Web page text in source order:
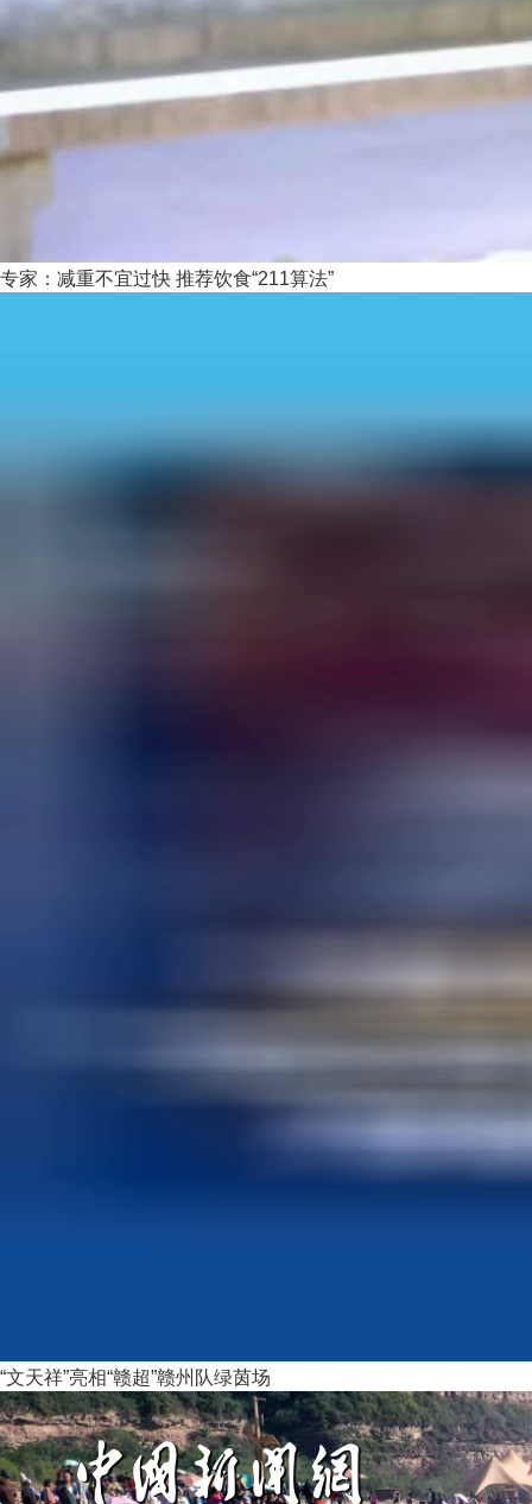
专家：减重不宜过快 推荐饮食“211算法”
“文天祥”亮相“赣超”赣州队绿茵场